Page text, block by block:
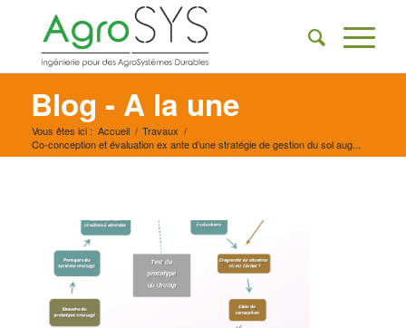
Blog - A la une
Vous êtes ici : Accueil / Travaux /
Co-conception et évaluation ex ante d’une stratégie de gestion du sol aug...